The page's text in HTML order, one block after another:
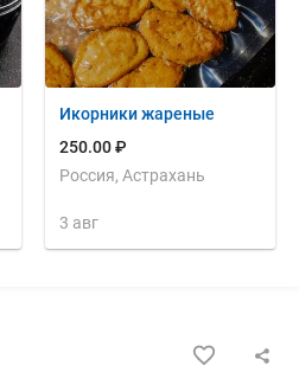
Икорники жареные
250.00 ₽
Россия, Астрахань
3 авг